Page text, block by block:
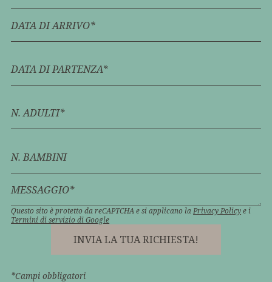
DATA DI ARRIVO*
DATA DI PARTENZA*
N. ADULTI*
N. BAMBINI
MESSAGGIO*
*Campi obbligatori
Questo sito è protetto da reCAPTCHA e si applicano la Privacy Policye i
Termini di servizio di Google
INVIA LA TUA RICHIESTA!